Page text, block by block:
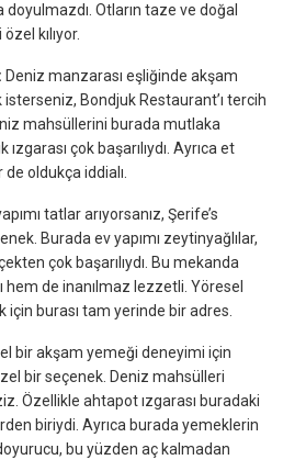
doyulmazdı. Otların taze ve doğal
kılıyor.
Deniz manzarası eşliğinde akşam
Bondjuk Restaurant’ı tercih
mahsüllerini burada mutlaka
çok başarılıydı. Ayrıca et
oldukça iddialı.
tatlar arıyorsanız, Şerife’s
Burada ev yapımı zeytinyağlılar,
çok başarılıydı. Bu mekanda
hem de inanılmaz lezzetli. Yöresel
için burası tam yerinde bir adres.
bir akşam yemeği deneyimi için
bir seçenek. Deniz mahsülleri
Özellikle ahtapot ızgarası buradaki
biriydi. Ayrıca burada yemeklerin
bu yüzden aç kalmadan